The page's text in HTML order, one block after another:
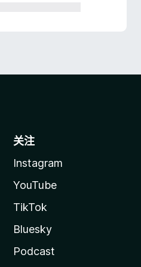
关注
Instagram
YouTube
TikTok
Bluesky
Podcast